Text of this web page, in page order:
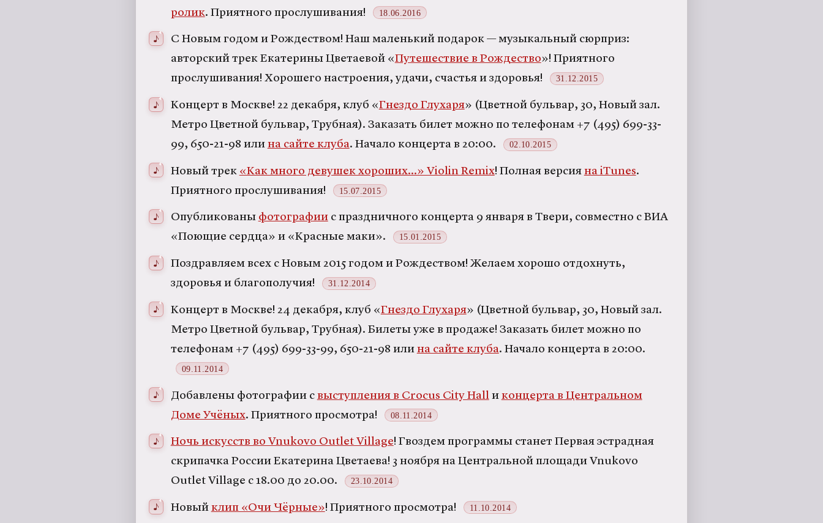
ролик. Приятного прослушивания! 18.06.2016
С Новым годом и Рождеством! Наш маленький подарок — музыкальный сюрприз:
авторский трек Екатерины Цветаевой «Путешествие в Рождество»! Приятного
прослушивания! Хорошего настроения, удачи, счастья и здоровья!
31.12.2015
Концерт в Москве! 22 декабря, клуб «Гнездо Глухаря» (Цветной бульвар, 30, Новый зал.
Метро Цветной бульвар, Трубная). Заказать билет можно по телефонам +7 (495) 699-33-
99, 650-21-98 или на сайте клуба. Начало концерта в 20:00. 02.10.2015
Новый трек «Как много девушек хороших...» Violin Remix! Полная версия на iTunes.
Приятного прослушивания!
15.07.2015
Опубликованы фотографиис праздничного концерта 9 января в Твери, совместно с ВИА
«Поющие сердца» и «Красные маки».
15.01.2015
Поздравляем всех с Новым 2015 годом и Рождеством! Желаем хорошо отдохнуть,
здоровья и благополучия!
31.12.2014
Концерт в Москве! 24 декабря, клуб «Гнездо Глухаря» (Цветной бульвар, 30, Новый зал.
Метро Цветной бульвар, Трубная). Билеты уже в продаже! Заказать билет можно по
телефонам +7 (495) 699-33-99, 650-21-98 или на сайте клуба. Начало концерта в 20:00.
09.11.2014
Добавлены фотографии с выступления в Crocus City Hallи концерта в Центральном
Доме Учёных. Приятного просмотра! 08.11.2014
Ночь искусств во Vnukovo Outlet Village! Гвоздем программы станет Первая эстрадная
скрипачка России Екатерина Цветаева! 3 ноября на Центральной площади Vnukovo
Outlet Village c 18.00 до 20.00.
23.10.2014
Новый клип «Очи Чёрные»! Приятного просмотра! 11.10.2014